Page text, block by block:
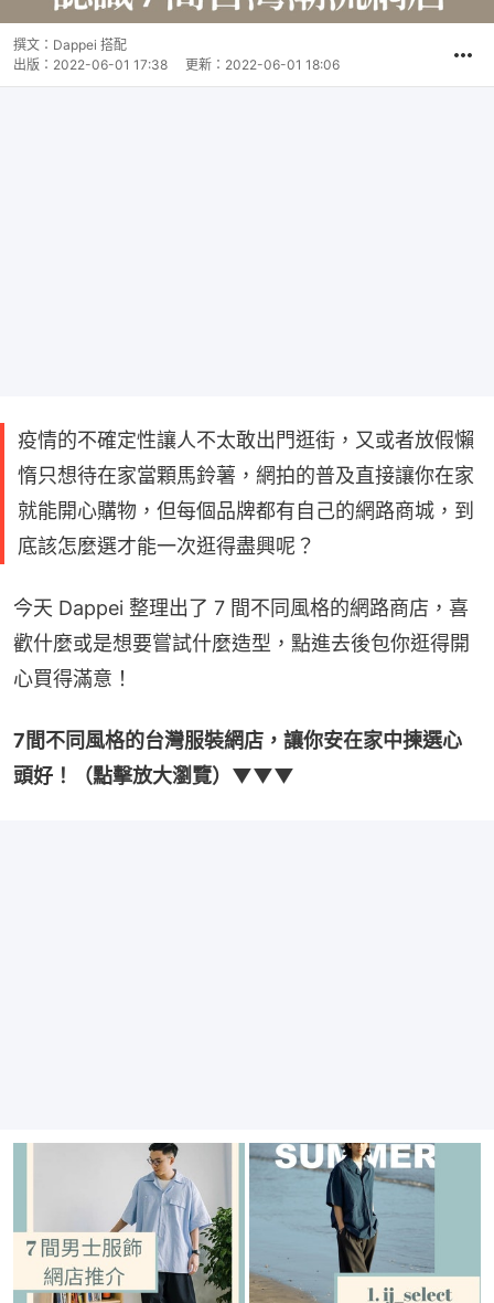
撰文： Dappei 搭配
出版： 2022-06-01 17:38 更新： 2022-06-01 18:06
疫情的不確定性讓人不太敢出門逛街，又或者放假懶
惰只想待在家當顆馬鈴薯，網拍的普及直接讓你在家
就能開心購物，但每個品牌都有自己的網路商城，到
底該怎麼選才能一次逛得盡興呢？
今天 Dappei 整理出了 7 間不同風格的網路商店，喜
歡什麼或是想要嘗試什麼造型，點進去後包你逛得開
心買得滿意！
7間不同風格的台灣服裝網店，讓你安在家中揀選心
頭好！（點擊放大瀏覽）▼▼▼